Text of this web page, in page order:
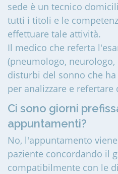
sede è un tecnico
tutti i titoli e le
effettuare tale attività.
Il medico che referta
(pneumologo,
disturbi del sonno che
per analizzare e
Ci sono giorni
appuntamenti?
No, l'appuntamento
paziente concordando il
compatibilmente con le